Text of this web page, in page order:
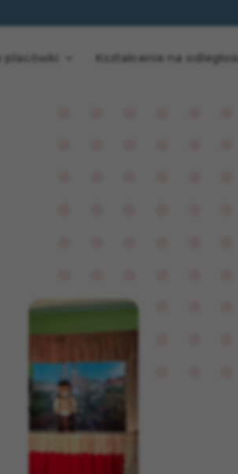
placówki Kształcenie na odległość